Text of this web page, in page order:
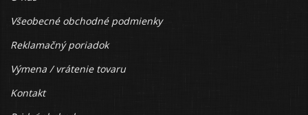
Všeobecné obchodné podmienky
Reklamačný poriadok
Výmena / vrátenie tovaru
Kontakt